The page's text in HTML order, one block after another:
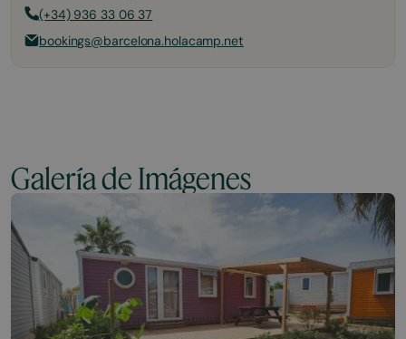
(+34) 936 33 06 37
bookings@barcelona.holacamp.net
Galería de Imágenes